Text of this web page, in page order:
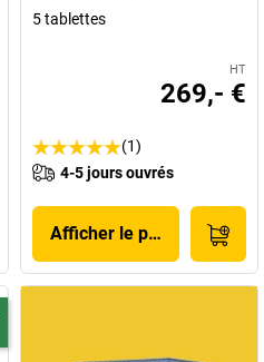
5 tablettes
HT
269,- €
(1)
4-5 jours ouvrés
Afficher le produit